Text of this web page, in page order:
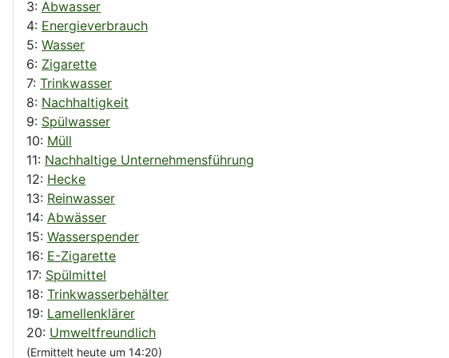
3: Abwasser
4: Energieverbrauch
5: Wasser
6: Zigarette
7: Trinkwasser
8: Nachhaltigkeit
9: Spülwasser
10: Müll
11: Nachhaltige Unternehmensführung
12: Hecke
13: Reinwasser
14: Abwässer
15: Wasserspender
16: E-Zigarette
17: Spülmittel
18: Trinkwasserbehälter
19: Lamellenklärer
20: Umweltfreundlich
(Ermittelt heute um 14:20)